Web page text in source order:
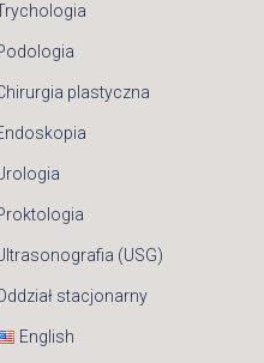
plastyczna
(USG)
stacjonarny
English